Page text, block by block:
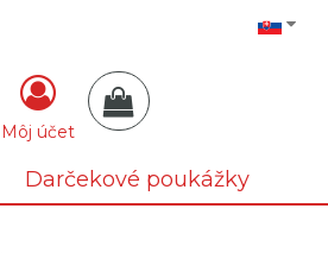
Môj účet
Darčekové poukážky